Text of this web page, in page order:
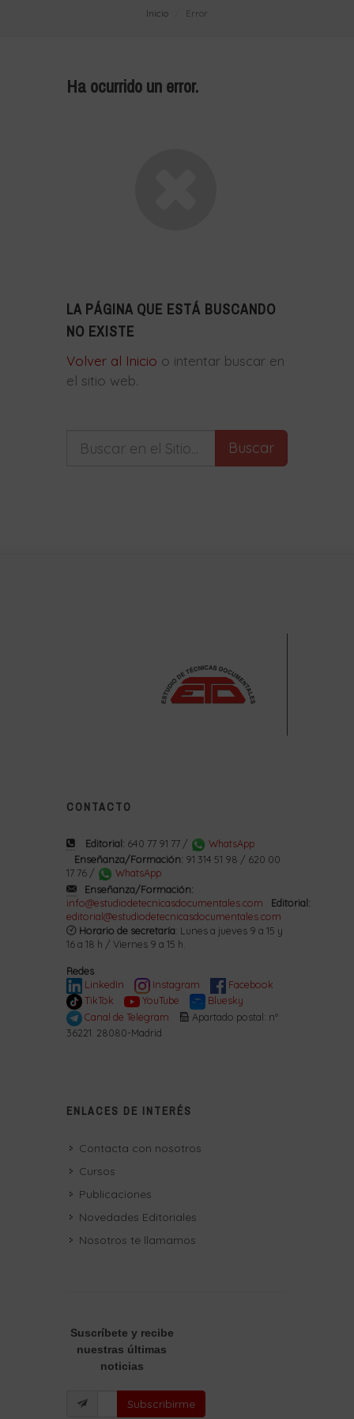
Inicio Error
Ha ocurrido un error.
LA PÁGINA QUE ESTÁ BUSCANDO
NO EXISTE
Volver al Inicio o intentar buscar en
el sitio web.
Buscar
CONTACTO
Editorial: 640 77 91 77 /
WhatsApp
Enseñanza/Formación: 91 314 51 98 / 620 00
17 76 /
WhatsApp
Enseñanza/Formación:
info@estudiodetecnicasdocumentales.com
Editorial:
editorial@estudiodetecnicasdocumentales.com
Horario de secretaría: Lunes a jueves 9 a 15 y
16 a 18 h / Viernes 9 a 15 h.
Redes
LinkedIn
Instagram
Facebook
TikTok
YouTube
Bluesky
Canal de Telegram
Apartado postal: nº
36221. 28080-Madrid
ENLACES DE INTERÉS
Contacta con nosotros
Cursos
Publicaciones
Novedades Editoriales
Nosotros te llamamos
Suscríbete y recibe
nuestras últimas
noticias
Subscribirme